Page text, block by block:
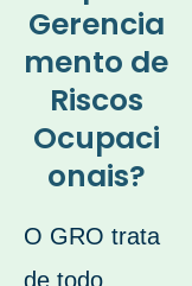
Gerencia
mento de
Riscos
Ocupaci
onais?
O GRO trata
de todo